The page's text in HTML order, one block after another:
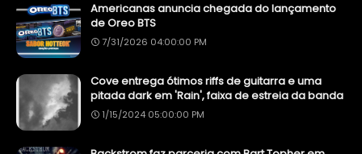
Americanas anuncia chegada do lançamento
de Oreo BTS
7/31/2026 04:00:00 PM
Cove entrega ótimos riffs de guitarra e uma
pitada dark em 'Rain', faixa de estreia da banda
1/15/2024 05:00:00 PM